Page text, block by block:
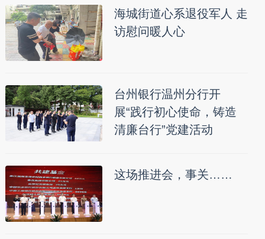
海城街道心系退役军人 走
访慰问暖人心
台州银行温州分行开
展“践行初心使命，铸造
清廉台行”党建活动
这场推进会，事关……